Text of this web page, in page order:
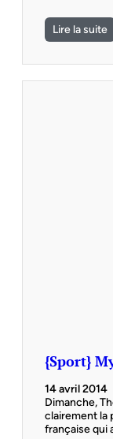
Lire la suite
{Sport}
14 avril 2014
Dimanche,
clairement la
française qui